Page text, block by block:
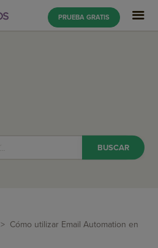
PRUEBA GRATIS
> Cómo utilizar Email Automation en